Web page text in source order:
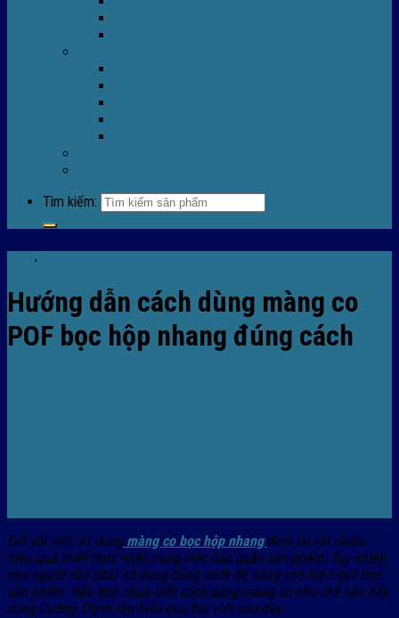
Tìm kiếm:
,
Hướng dẫn cách dùng màng co
POF bọc hộp nhang đúng cách
Đối với việc sử dụngmàng co bọc hộp nhang đem lại rất nhiều
hiệu quả thiết thực nhất trong việc bảo quản sản phẩm. Tuy nhiên,
mọi người cần phải sử dụng đúng cách để nâng cao hiệu quả bọc
sản phẩm. Nếu bạn chưa biết cách dùng màng co như thế nào hãy
cùng Cường Thịnh tìm hiểu qua bài viết sau đây.